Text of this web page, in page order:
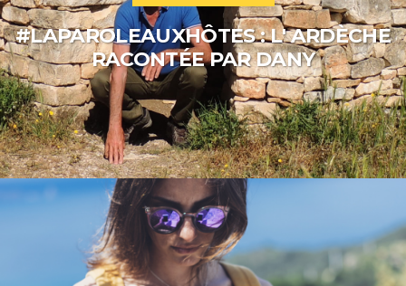
#LAPAROLEAUXHÔTES : L' ARDÈCHE
RACONTÉE PAR DANY